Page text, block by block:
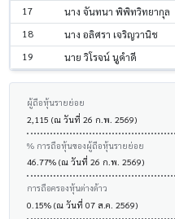
17 นาง จันทนา พิพิทวิทยากุล
18 นาง อลิศรา เจริญวานิช
19 นาย วิโรจน์ นูคำดี
ผู้ถือหุ้นรายย่อย
2,115 (ณ วันที่ 26 ก.พ. 2569)
% การถือหุ้นของผู้ถือหุ้นรายย่อย
46.77% (ณ วันที่ 26 ก.พ. 2569)
การถือครองหุ้นต่างด้าว
0.15% (ณ วันที่ 07 ส.ค. 2569)